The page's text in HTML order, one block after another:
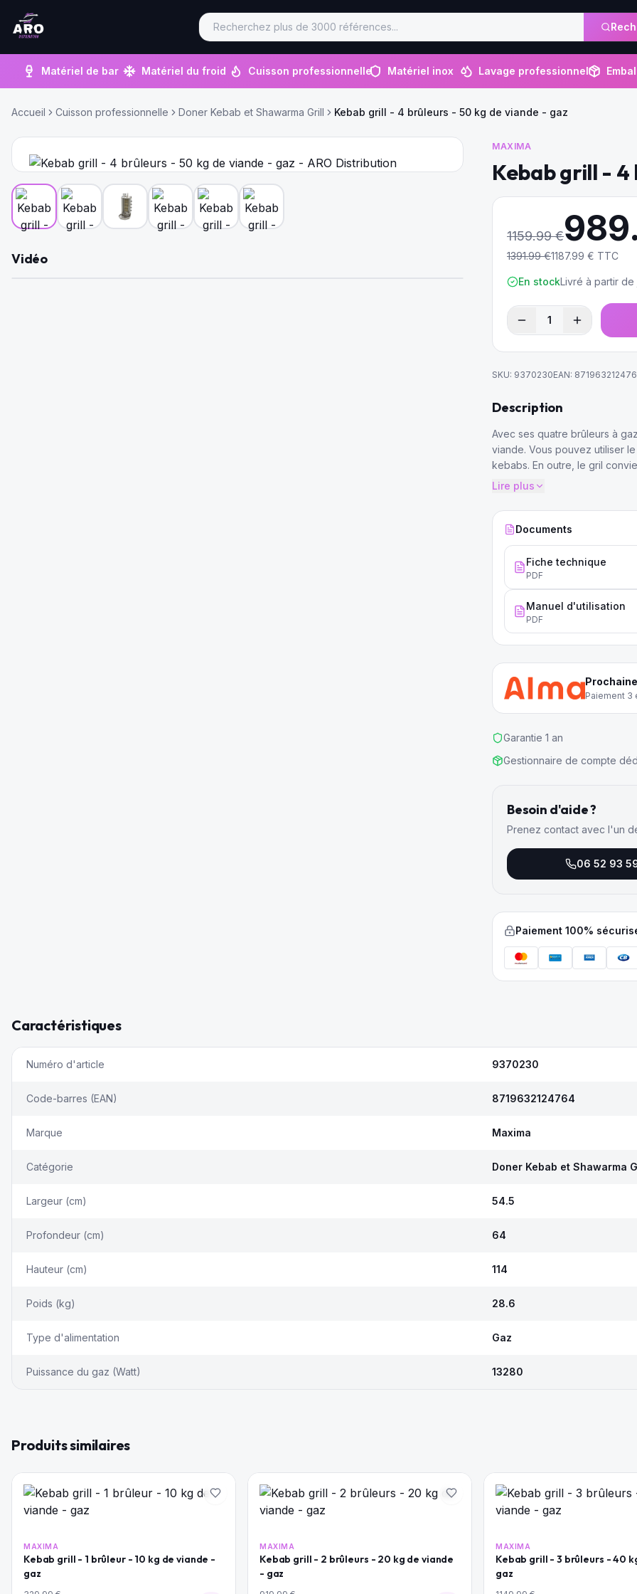
Matériel de bar Matériel du froid Cuisson professionnelle Matériel inox Lavage professionnel
Accueil Cuisson professionnelle Doner Kebab et Shawarma Grill Kebab grill - 4 brûleurs - 50 kg de viande - gaz
Vidéo
MAXIMA
Kebab grill - 4
1159.99€
1391.99€1187.99 € TTC
En stockLivré à partir
1
SKU: 9370230EAN:
Description
Avec ses quatre brûleurs à
viande. Vous pouvez utiliser
kebabs. En outre, le gril
Lire plus
Documents
Fiche technique
PDF
Manuel d'utilisation
PDF
Paiement 3
Garantie 1 an
Gestionnaire de compte
Besoin d'aide ?
Prenez contact avec l'un
06 52 93
Paiement 100%
Caractéristiques
Numéro d'article 9370230
Code-barres (EAN) 8719632124764
Marque Maxima
Catégorie Doner Kebab et Shawarma
Largeur (cm) 54.5
Profondeur (cm) 64
Hauteur (cm) 114
Poids (kg) 28.6
Type d'alimentation Gaz
Puissance du gaz (Watt) 13280
Produits similaires
MAXIMA
Kebab grill - 1 brûleur - 10 kg de viande -
gaz
MAXIMA
Kebab grill - 2 brûleurs - 20 kg de viande
- gaz
MAXIMA
Kebab grill - 3 brûleurs - 40
gaz